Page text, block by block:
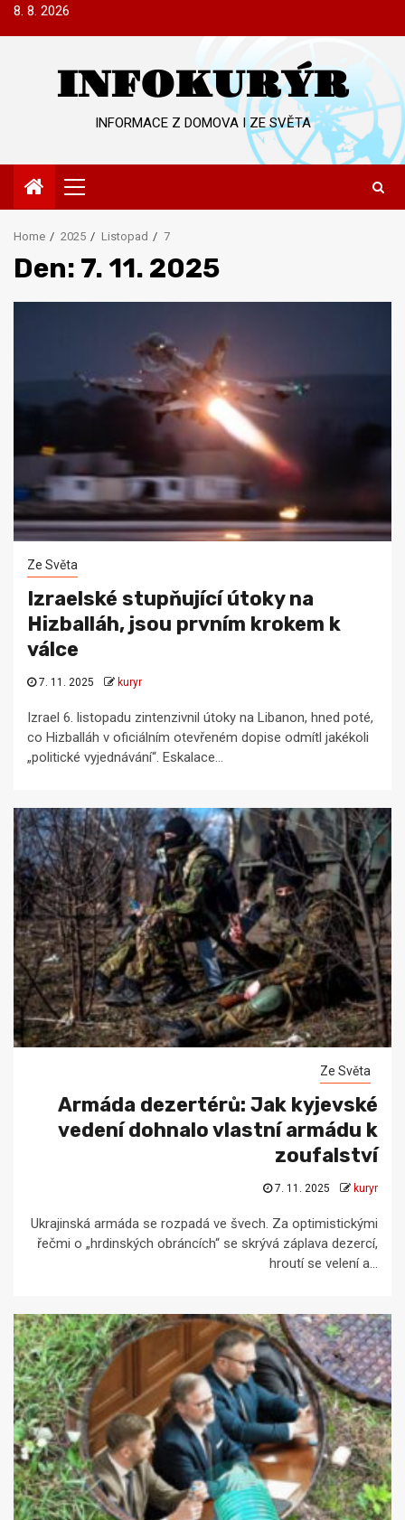
Skip8. 8. 2026
INFOKURÝR
INFORMACE Z DOMOVA I ZE SVĚTA
Primary
Menu
Home 2025 Listopad 7
Den: 7. 11. 2025
Ze Světa
Izraelské stupňující útoky na
Hizballáh, jsou prvním krokem k
válce
7. 11. 2025 kuryr
Izrael 6. listopadu zintenzivnil útoky na Libanon, hned poté,
co Hizballáh v oficiálním otevřeném dopise odmítl jakékoli
„politické vyjednávání“. Eskalace...
Ze Světa
Armáda dezertérů: Jak kyjevské
vedení dohnalo vlastní armádu k
zoufalství
7. 11. 2025 kuryr
Ukrajinská armáda se rozpadá ve švech. Za optimistickými
řečmi o „hrdinských obráncích“ se skrývá záplava dezercí,
hroutí se velení a...